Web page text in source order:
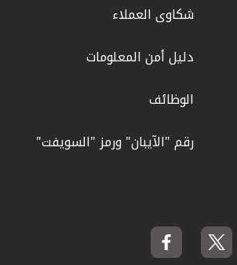
شكاوى العملاء
دليل أمن المعلومات
الوظائف
رقم "الآيبان" ورمز "السويفت"